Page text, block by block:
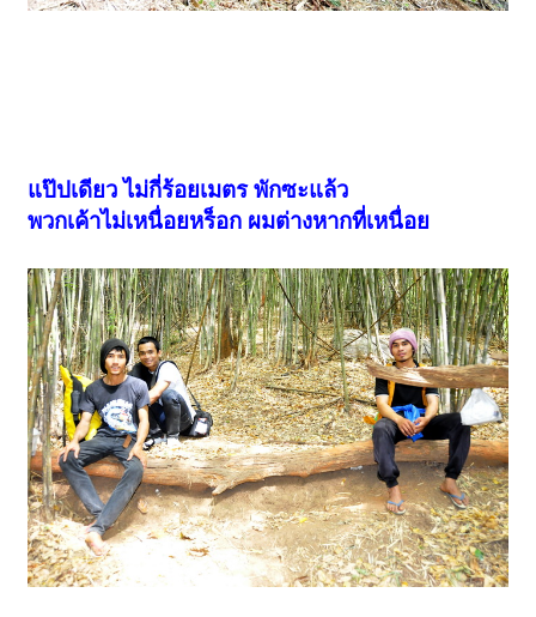
แป๊ปเดียว ไม่กี่ร้อยเมตร พักซะแล้ว
พวกเค้าไม่เหนื่อยหร็อก ผมต่างหากที่เหนื่อย